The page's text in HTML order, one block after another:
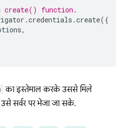
create() function.
.credentials .create({
,
का इस्तेमाल करके उससे मिले
सर्वर पर भेजा जा सके.